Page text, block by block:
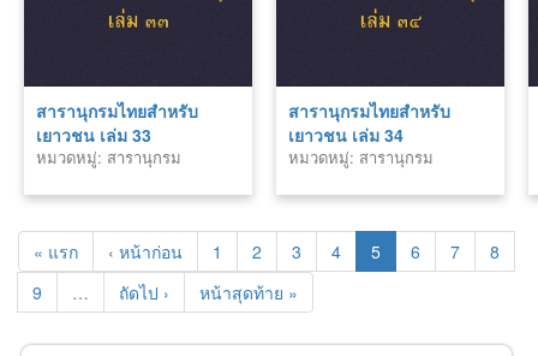
สารานุกรมไทยสำหรับ
เยาวชน เล่ม 33
หมวดหมู่: สารานุกรม
สารานุกรมไทยสำหรับ
เยาวชน เล่ม 34
หมวดหมู่: สารานุกรม
« แรก ‹ หน้าก่อน 1 2 3 4 5 6 7
8
9
… ถัดไป › หน้าสุดท้าย »